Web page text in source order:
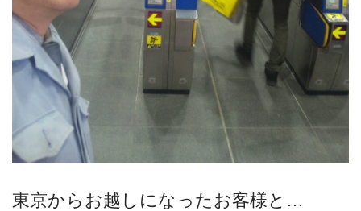
東京からお越しになったお客様と…